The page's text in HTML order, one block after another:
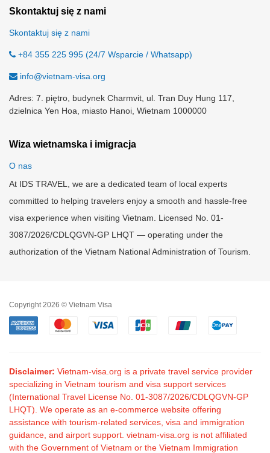
Skontaktuj się z nami
Skontaktuj się z nami
+84 355 225 995 (24/7 Wsparcie / Whatsapp)
info@vietnam-visa.org
Adres: 7. piętro, budynek Charmvit, ul. Tran Duy Hung 117,
dzielnica Yen Hoa, miasto Hanoi, Wietnam 1000000
Wiza wietnamska i imigracja
O nas
At IDS TRAVEL, we are a dedicated team of local experts
committed to helping travelers enjoy a smooth and hassle-free
visa experience when visiting Vietnam. Licensed No. 01-
3087/2026/CDLQGVN-GP LHQT — operating under the
authorization of the Vietnam National Administration of Tourism.
Copyright 2026 © Vietnam Visa
Disclaimer: Vietnam-visa.org is a private travel service provider
specializing in Vietnam tourism and visa support services
(International Travel License No. 01-3087/2026/CDLQGVN-GP
LHQT). We operate as an e-commerce website offering
assistance with tourism-related services, visa and immigration
guidance, and airport support. vietnam-visa.org is not affiliated
with the Government of Vietnam or the Vietnam Immigration